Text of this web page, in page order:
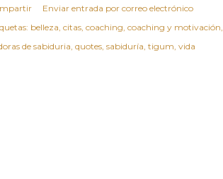
Enviar entrada por correo electrónico
belleza citas coaching coaching y motivación
de sabiduria quotes sabiduría tigum vida